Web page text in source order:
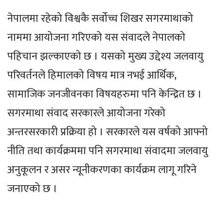
नेपालमा रहेको विश्वकै सर्वोच्च शिखर सगरमाथाको
नाममा आयोजना गरिएको यस संवादले नेपालको
पहिचान झल्काएको छ । यसको मुख्य उद्देश्य जलवायु
परिवर्तनले हिमालको विषय मात्र नभई आर्थिक,
सामाजिक जनजीवनका विषयहरुमा पनि केन्द्रित छ ।
सगरमाथा संवाद सरकारले आयोजना गरेको
अन्तरसरकारी प्रक्रिया हो । सरकारले यस वर्षको आफ्नो
नीति तथा कार्यक्रममा पनि सगरमाथा संवादमा जलवायु
अनुकूलन र असर न्यूनीकरणका कार्यक्रम लागू गरिने
जनाएको छ ।